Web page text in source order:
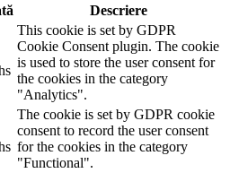
Descriere
This cookie is set by GDPR
Cookie Consent plugin. The cookie
is used to store the user consent for
the cookies in the category
"Analytics".
The cookie is set by GDPR cookie
consent to record the user consent
for the cookies in the category
"Functional".